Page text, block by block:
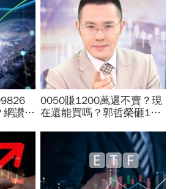
網讚
合
0050賺1200萬還不賣？現
在還能買嗎？郭哲榮砸1億
萬7不敢買「可憐哪」